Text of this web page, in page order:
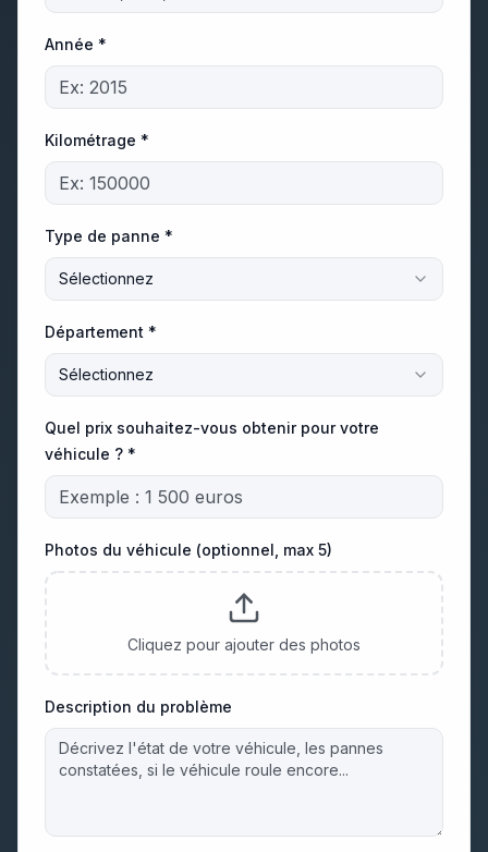
Année *
Kilométrage *
Type de panne *
Sélectionnez
Département *
Sélectionnez
Quel prix souhaitez-vous obtenir pour votre
véhicule ? *
Photos du véhicule (optionnel, max 5)
Cliquez pour ajouter des photos
Description du problème